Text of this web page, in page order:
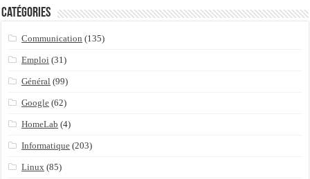
Catégories
Communication (135)
Emploi (31)
Général (99)
Google (62)
HomeLab (4)
Informatique (203)
Linux (85)